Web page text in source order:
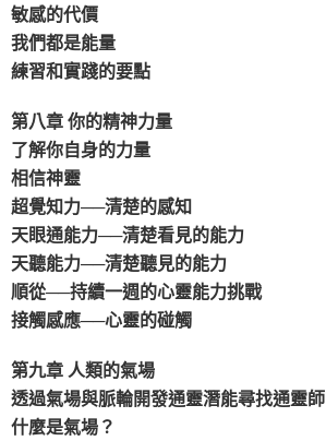
敏感的代價
我們都是能量
練習和實踐的要點
第八章 你的精神力量
了解你自身的力量
相信神靈
超覺知力──清楚的感知
天眼通能力──清楚看見的能力
天聽能力──清楚聽見的能力
順從──持續一週的心靈能力挑戰
接觸感應──心靈的碰觸
第九章 人類的氣場
透過氣場與脈輪開發通靈潛能尋找通靈師
什麼是氣場？